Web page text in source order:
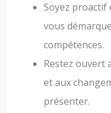
Soyez
vous
compétences.
Restez ouvert
et aux
présenter.